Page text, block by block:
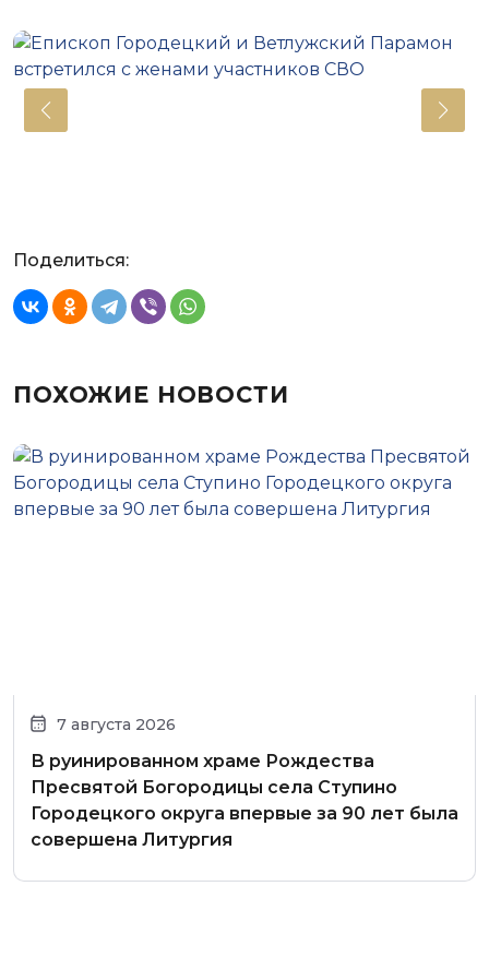
Поделиться:
ПОХОЖИЕ НОВОСТИ
7 августа 2026
В руинированном храме Рождества
Пресвятой Богородицы села Ступино
Городецкого округа впервые за 90 лет была
совершена Литургия